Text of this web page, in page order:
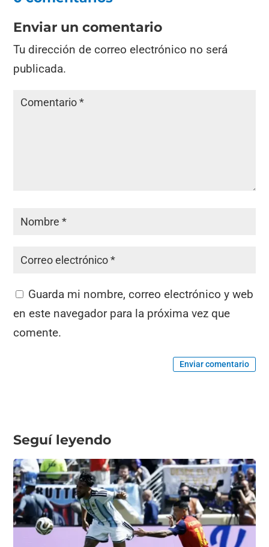
Enviar un comentario
Tu dirección de correo electrónico no será
publicada.
Guarda mi nombre, correo electrónico y web
en este navegador para la próxima vez que
comente.
Enviar comentario
Seguí leyendo